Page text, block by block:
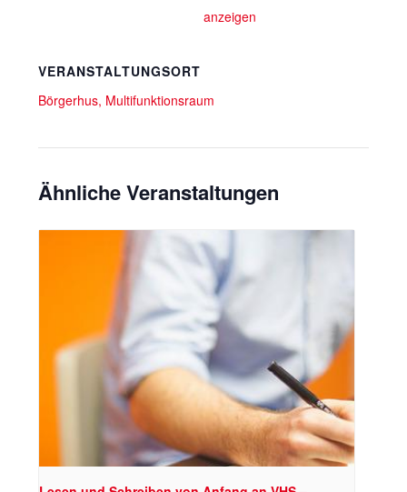
anzeigen
VERANSTALTUNGSORT
Börgerhus, Multifunktionsraum
Ähnliche Veranstaltungen